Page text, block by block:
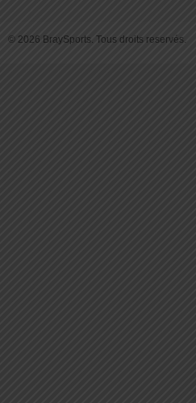
© 2026 BraySports. Tous droits reservés.